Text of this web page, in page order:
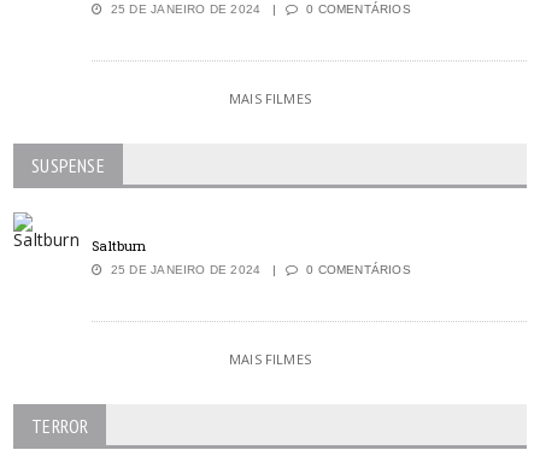
25 DE JANEIRO DE 2024 0 COMENTÁRIOS
MAIS FILMES
SUSPENSE
Saltburn
25 DE JANEIRO DE 2024 0 COMENTÁRIOS
MAIS FILMES
TERROR